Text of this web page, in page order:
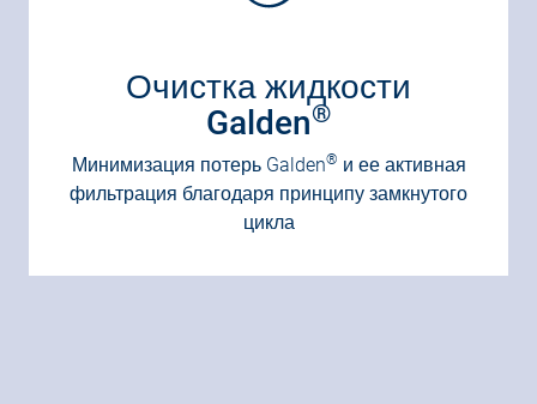
Очистка жидкости
Galden®
Минимизация потерь Galden® и ее активная
фильтрация благодаря принципу замкнутого
цикла